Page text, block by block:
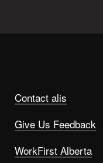
Contact alis
Give Us Feedback
WorkFirst Alberta